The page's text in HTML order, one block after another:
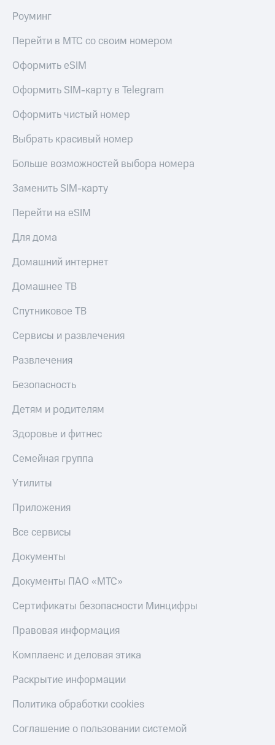
Роуминг
Перейти в МТС со своим номером
Оформить eSIM
Оформить SIM-карту в Telegram
Оформить чистый номер
Выбрать красивый номер
Больше возможностей выбора номера
Заменить SIM-карту
Перейти на eSIM
Для дома
Домашний интернет
Домашнее ТВ
Спутниковое ТВ
Сервисы и развлечения
Развлечения
Безопасность
Детям и родителям
Здоровье и фитнес
Семейная группа
Утилиты
Приложения
Все сервисы
Документы
Документы ПАО «МТС»
Сертификаты безопасности Минцифры
Правовая информация
Комплаенс и деловая этика
Раскрытие информации
Политика обработки cookies
Соглашение о пользовании системой